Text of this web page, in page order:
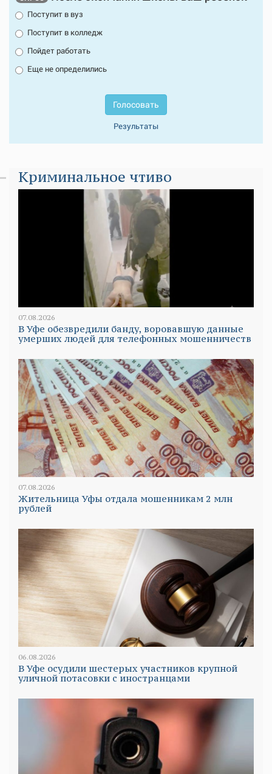
Поступит в вуз
Поступит в колледж
Пойдет работать
Еще не определились
Голосовать
Результаты
Криминальное чтиво
07.08.2026
В Уфе обезвредили банду, воровавшую данные
умерших людей для телефонных мошенничеств
07.08.2026
Жительница Уфы отдала мошенникам 2 млн
рублей
06.08.2026
В Уфе осудили шестерых участников крупной
уличной потасовки с иностранцами